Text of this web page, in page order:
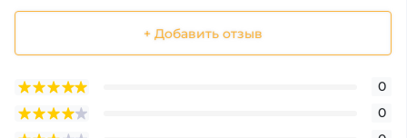
+ Добавить отзыв
0
0